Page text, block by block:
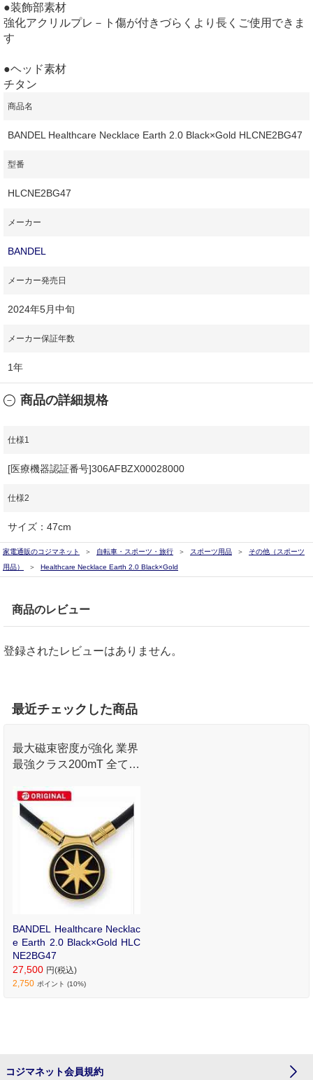
●装飾部素材
強化アクリルプレ－ト傷が付きづらくより長くご使用できま
す
●ヘッド素材
チタン
商品名
BANDEL Healthcare Necklace Earth 2.0 Black×Gold HLCNE2BG47
型番
HLCNE2BG47
メーカー
BANDEL
メーカー発売日
2024年5月中旬
メーカー保証年数
1年
商品の詳細規格
仕様1
[医療機器認証番号]306AFBZX00028000
仕様2
サイズ：47cm
家電通販のコジマネット 自転車・スポーツ・旅行 スポーツ用品
その他（スポーツ
用品）
Healthcare Necklace Earth 2.0 Black×Gold
商品のレビュー
登録されたレビューはありません。
最近チェックした商品
最大磁束密度が強化 業界
最強クラス200mT 全ての
AN MADEの技術 あらゆ
るパツが持つエッジやメ
ッキの精度が向上しまし
BANDEL Healthcare Necklac
e Earth 2.0 Black×Gold HLC
NE2BG47
27,500 円(税込)
2,750 ポイント (10%)
コジマネット会員規約